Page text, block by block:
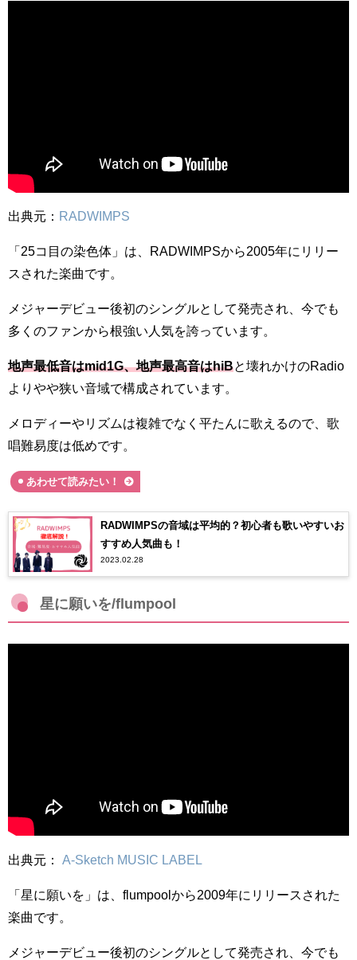
出典元： RADWIMPS
「25コ目の染色体」は、RADWIMPSから2005年にリリー
スされた楽曲です。
メジャーデビュー後初のシングルとして発売され、今でも
多くのファンから根強い人気を誇っています。
地声最低音はmid1G、地声最高音はhiBと壊れかけのRadio
よりやや狭い音域で構成されています。
メロディーやリズムは複雑でなく平たんに歌えるので、歌
唱難易度は低めです。
あわせて読みたい！
RADWIMPSの音域は平均的？初心者も歌いやすいお
すすめ人気曲も！
2023.02.28
星に願いを/flumpool
出典元： A-Sketch MUSIC LABEL
「星に願いを」は、flumpoolから2009年にリリースされた
楽曲です。
メジャーデビュー後初のシングルとして発売され、今でも